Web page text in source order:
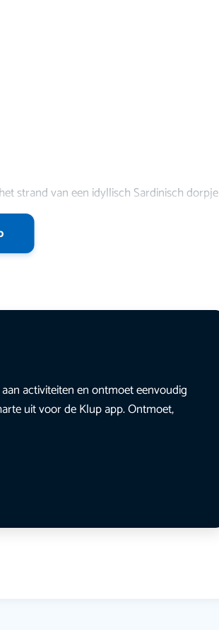
strand van een idyllisch Sardinisch dorpje
activiteiten en ontmoet eenvoudig
uit voor de Klup app. Ontmoet,